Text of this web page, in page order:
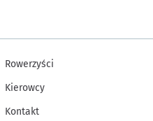
Rowerzyści
Kierowcy
Kontakt